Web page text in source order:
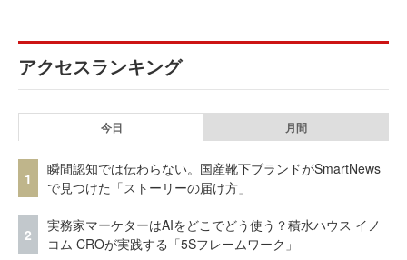
アクセスランキング
今日 月間
1
瞬間認知では伝わらない。国産靴下ブランドがSmartNews
で見つけた「ストーリーの届け方」
2
実務家マーケターはAIをどこでどう使う？積水ハウス イノ
コム CROが実践する「5Sフレームワーク」